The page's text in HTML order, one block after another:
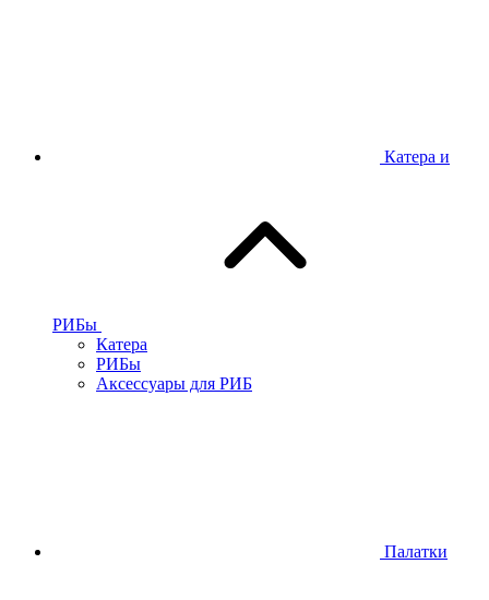
Катера и
РИБы
Катера
РИБы
Аксессуары для РИБ
Палатки